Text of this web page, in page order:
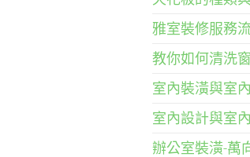
雅室裝修服務
教你如何清洗
室內裝潢與室
室內設計與室
辦公室裝潢-萬